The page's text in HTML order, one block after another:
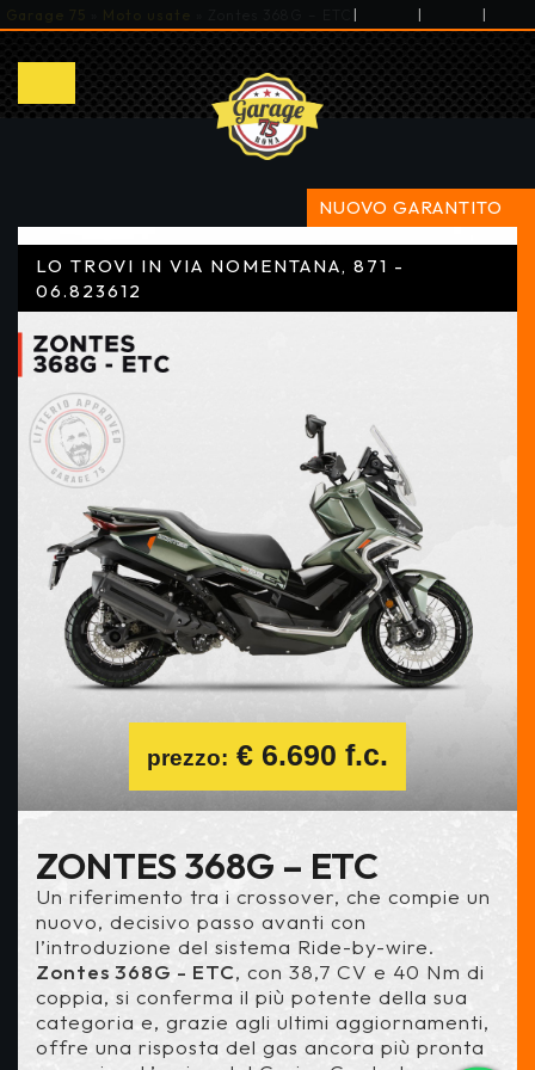
| | |
NUOVO GARANTITO
LO TROVI IN VIA NOMENTANA, 871 -
06.823612
prezzo: € 6.690 f.c.
ZONTES 368G – ETC
Un riferimento tra i crossover, che compie un
nuovo, decisivo passo avanti con
l’introduzione del sistema Ride-by-wire.
Zontes 368G - ETC, con 38,7 CV e 40 Nm di
coppia, si conferma il più potente della sua
categoria e, grazie agli ultimi aggiornamenti,
offre una risposta del gas ancora più pronta